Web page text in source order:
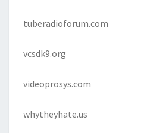
tuberadioforum.com
vcsdk9.org
videoprosys.com
whytheyhate.us